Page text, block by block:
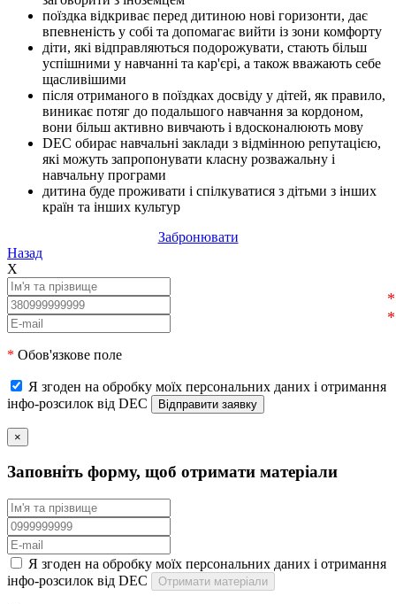
поїздка відкриває перед дитиною нові горизонти, дає
впевненість у собі та допомагає вийти із зони комфорту
діти, які відправляються подорожувати, стають більш
успішними у навчанні та кар'єрі, а також вважають себе
щасливішими
після отриманого в поїздках досвіду у дітей, як правило,
виникає потяг до подальшого навчання за кордоном,
вони більш активно вивчають і вдосконалюють мову
DEC обирає навчальні заклади з відмінною репутацією,
які можуть запропонувати класну розважальну і
навчальну програми
дитина буде проживати і спілкуватися з дітьми з інших
країн та інших культур
Забронювати
Назад
X
* Обов'язкове поле
Я згоден на обробку моїх персональних даних і отримання
інфо-розсилок від DEC
×
Заповніть форму, щоб отримати матеріали
Я згоден на обробку моїх персональних даних і отримання
інфо-розсилок від DEC
Отримати матеріали